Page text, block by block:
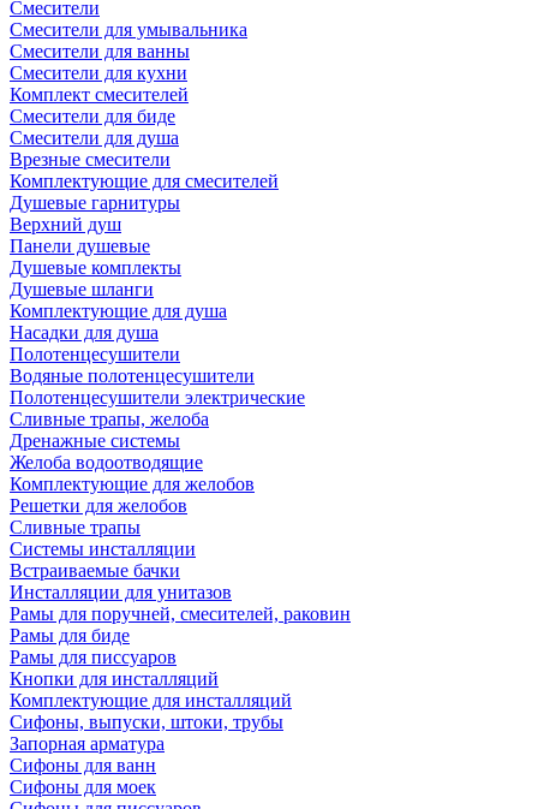
Смесители
Смесители для умывальника
Смесители для ванны
Смесители для кухни
Комплект смесителей
Смесители для биде
Смесители для душа
Врезные смесители
Комплектующие для смесителей
Душевые гарнитуры
Верхний душ
Панели душевые
Душевые комплекты
Душевые шланги
Комплектующие для душа
Насадки для душа
Полотенцесушители
Водяные полотенцесушители
Полотенцесушители электрические
Сливные трапы, желоба
Дренажные системы
Желоба водоотводящие
Комплектующие для желобов
Решетки для желобов
Сливные трапы
Системы инсталляции
Встраиваемые бачки
Инсталляции для унитазов
Рамы для поручней, смесителей, раковин
Рамы для биде
Рамы для писсуаров
Кнопки для инсталляций
Комплектующие для инсталляций
Сифоны, выпуски, штоки, трубы
Запорная арматура
Сифоны для ванн
Сифоны для моек